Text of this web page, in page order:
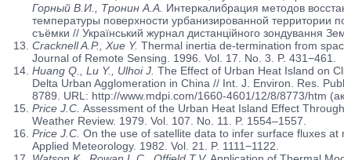
Горный В.И., Тронин А.А. Интеркалибрация методов
температуры поверхности урбанизированной территории
съёмки // Український журнал дистанційного зондування
Cracknell A.P., Xue Y. Thermal inertia de-termination from
Journal of Remote Sensing. 1996. Vol. 17. No. 3. P. 431−461.
Huang Q., Lu Y., Ulhoi J. The Effect of Urban Heat Island on
Delta Urban Agglomeration in China // Int. J. Environ. Res.
8789. URL: http://www.mdpi.com/1660-4601/12/8/8773/htm
Price J.C. Assessment of the Urban Heat Island Effect
Weather Review. 1979. Vol. 107. No. 11. P. 1554–1557.
Price J.C. On the use of satellite data to infer surface fluxes
Applied Meteorology. 1982. Vol. 21. P. 1111−1122.